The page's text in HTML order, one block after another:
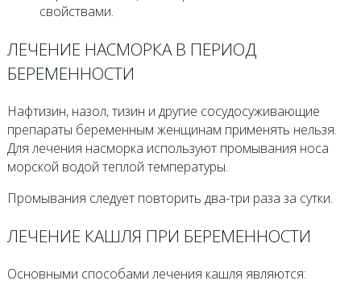
свойствами.
ЛЕЧЕНИЕ НАСМОРКА В ПЕРИОД
БЕРЕМЕННОСТИ
Нафтизин, назол, тизин и другие сосудосуживающие
препараты беременным женщинам применять нельзя.
Для лечения насморка используют промывания носа
морской водой теплой температуры.
Промывания следует повторить два-три раза за сутки.
ЛЕЧЕНИЕ КАШЛЯ ПРИ БЕРЕМЕННОСТИ
Основными способами лечения кашля являются: